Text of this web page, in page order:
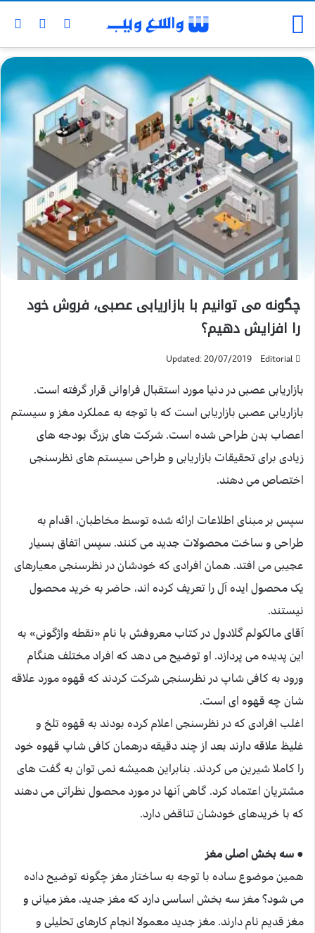
چگونه می توانیم با بازاریابی عصبی، فروش خود
را افزایش دهیم؟
Editorial
Updated: 20/07/2019
بازاریابی عصبی در دنیا مورد استقبال فراوانی قرار گرفته است.
بازاریابی عصبی بازاریابی است که با توجه به عملکرد مغز و سیستم
اعصاب بدن طراحی شده است. شرکت های بزرگ بودجه های
زیادی برای تحقیقات بازاریابی و طراحی سیستم های نظرسنجی
اختصاص می دهند.
سپس بر مبنای اطلاعات ارائه شده توسط مخاطبان، اقدام به
طراحی و ساخت محصولات جدید می کنند. سپس اتفاق بسیار
عجیبی می افتد. همان افرادی که خودشان در نظرسنجی معیارهای
یک محصول ایده آل را تعریف کرده اند، حاضر به خرید محصول
نیستند.
آقای مالکولم گلادول در کتاب معروفش با نام «نقطه واژگونی» به
این پدیده می پردازد. او توضیح می دهد که افراد مختلف هنگام
ورود به کافی شاپ در نظرسنجی شرکت کردند که قهوه مورد علاقه
شان چه قهوه ای است.
اغلب افرادی که در نظرسنجی اعلام کرده بودند به قهوه تلخ و
غلیظ علاقه دارند بعد از چند دقیقه درهمان کافی شاپ قهوه خود
را کاملا شیرین می کردند. بنابراین همیشه نمی توان به گفت های
مشتریان اعتماد کرد. گاهی آنها در مورد محصول نظراتی می دهند
که با خریدهای خودشان تناقض دارد.
● سه بخش اصلی مغز
همین موضوع ساده با توجه به ساختار مغز چگونه توضیح داده
می شود؟ مغز سه بخش اساسی دارد که مغز جدید، مغز میانی و
مغز قدیم نام دارند. مغز جدید معمولا انجام کارهای تحلیلی و